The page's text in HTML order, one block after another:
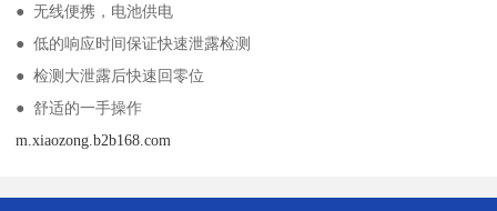
● 无线便携，电池供电
● 低的响应时间保证快速泄露检测
● 检测大泄露后快速回零位
● 舒适的一手操作
m.xiaozong.b2b168.com